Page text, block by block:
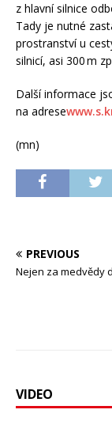
z hlavní silnice
Tady je nutné
prostranství u
silnicí, asi 300 m
Další informace
na adrese
(mn)
PREVIOUS
Nejen za medvědy
VIDEO